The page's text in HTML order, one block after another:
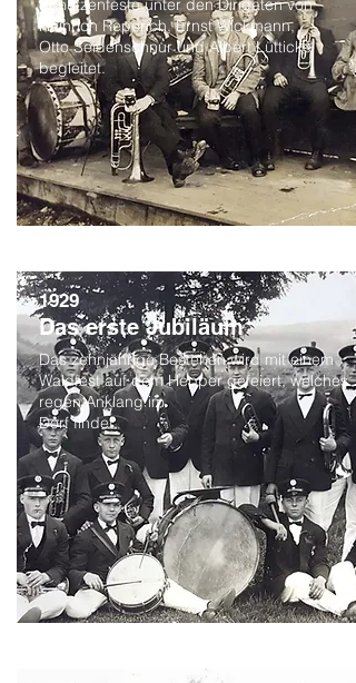
Schützenfeste unter den Dirigaten von
Heinrich Reperich, Ernst Wickmann,
Otto Seidenschnur und Albert Lütticke
begleitet.
Das erste Jubiläum
Das zehnjährige Bestehen wird mit einem
Waldfest auf dem Hepper gefeiert, welches
regen Anklang im
Dorf findet.
1929